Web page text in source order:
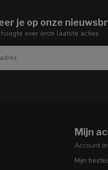
je op onze
over onze laatste acties
Mijn
Account
Mijn